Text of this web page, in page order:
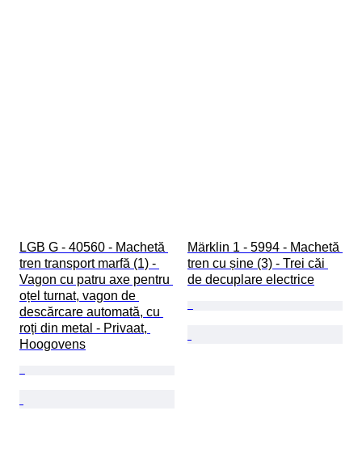
LGB G - 40560 - Machetă
tren transport marfă (1) -
Vagon cu patru axe pentru
oțel turnat, vagon de
descărcare automată, cu
roți din metal - Privaat,
Hoogovens
Märklin 1 - 5994 - Machetă
tren cu șine (3) - Trei căi
de decuplare electrice